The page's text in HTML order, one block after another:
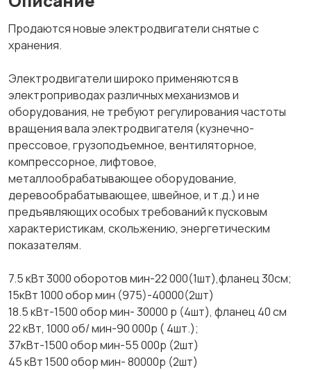
Продаются новые электродвигатели снятые с
хранения.
Электродвигатели широко применяются в
электроприводах различных механизмов и
оборудования, не требуют регулирования частоты
вращения вала электродвигателя (кузнечно-
прессовое, грузоподъемное, вентиляторное,
компрессорное, лифтовое,
металлообрабатывающее оборудование,
деревообрабатывающее, швейное, и т.д.) и не
предъявляющих особых требований к пусковым
характеристикам, скольжению, энергетическим
показателям.
7.5 кВт 3000 оборотов мин-22 000(1шт),фланец 30см;
15кВт 1000 обор мин (975)-40000(2шт)
18.5 кВт-1500 обор мин- 30000 р (4шт), фланец 40 см
22 кВт, 1000 об/ мин-90 000р ( 4шт.);
37кВт-1500 обор мин-55 000р (2шт)
45 кВт 1500 обор мин- 80000р (2шт)